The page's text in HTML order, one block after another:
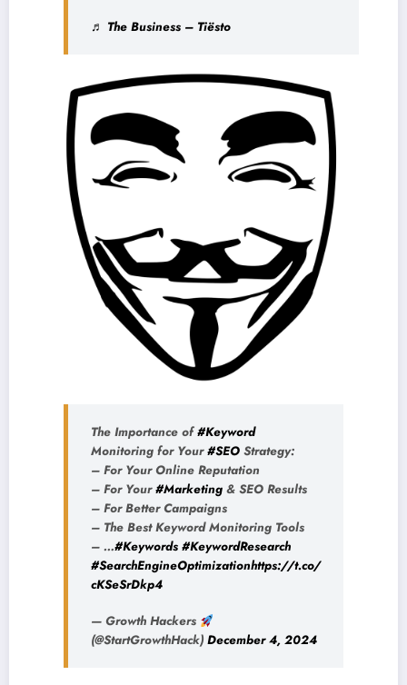
♬ The Business – Tiësto
The Importance of#Keyword
Monitoring for Your#SEO Strategy:
– For Your Online Reputation
– For Your#Marketing & SEO Results
– For Better Campaigns
– The Best Keyword Monitoring Tools
– …#Keywords #KeywordResearch
#SearchEngineOptimizationhttps://t.co/
cKSeSrDkp4
— Growth Hackers
(@StartGrowthHack) December 4, 2024